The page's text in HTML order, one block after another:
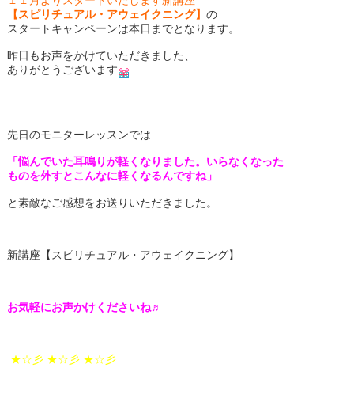
【スピリチュアル・アウェイクニング】 の
スタートキャンペーンは本日までとなります。
昨日もお声をかけていただきました、
ありがとうございます
先日のモニターレッスンでは
「悩んでいた耳鳴りが軽くなりました。いらなくなった
ものを外すとこんなに軽くなるんですね」
と素敵なご感想をお送りいただきました。
新講座【スピリチュアル・アウェイクニング】
お気軽にお声かけくださいね♬
★☆彡 ★☆彡 ★☆彡